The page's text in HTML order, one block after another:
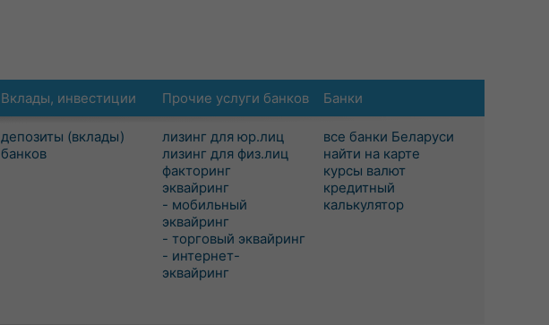
Вклады, инвестиции
депозиты (вклады)
банков
Прочие услуги банков
лизинг для юр.лиц
лизинг для физ.лиц
факторинг
эквайринг
- мобильный
эквайринг
- торговый эквайринг
- интернет-
эквайринг
Банки
все банки Беларуси
найти на карте
курсы валют
кредитный
калькулятор